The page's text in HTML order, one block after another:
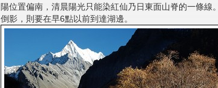
陽位置偏南，清晨陽光只能染紅仙乃日東面山脊的一條
倒影，則要在早6點以前到達湖邊。